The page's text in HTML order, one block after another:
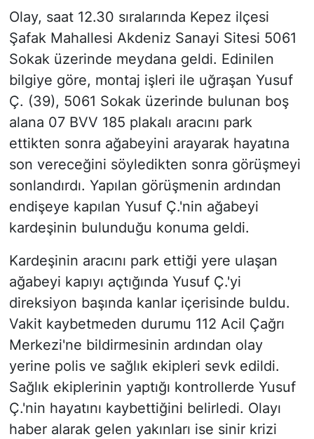
Olay, saat 12.30 sıralarında Kepez ilçesi
Şafak Mahallesi Akdeniz Sanayi Sitesi 5061
Sokak üzerinde meydana geldi. Edinilen
bilgiye göre, montaj işleri ile uğraşan Yusuf
Ç. (39), 5061 Sokak üzerinde bulunan boş
alana 07 BVV 185 plakalı aracını park
ettikten sonra ağabeyini arayarak hayatına
son vereceğini söyledikten sonra görüşmeyi
sonlandırdı. Yapılan görüşmenin ardından
endişeye kapılan Yusuf Ç.'nin ağabeyi
kardeşinin bulunduğu konuma geldi.
Kardeşinin aracını park ettiği yere ulaşan
ağabeyi kapıyı açtığında Yusuf Ç.'yi
direksiyon başında kanlar içerisinde buldu.
Vakit kaybetmeden durumu 112 Acil Çağrı
Merkezi'ne bildirmesinin ardından olay
yerine polis ve sağlık ekipleri sevk edildi.
Sağlık ekiplerinin yaptığı kontrollerde Yusuf
Ç.'nin hayatını kaybettiğini belirledi. Olayı
haber alarak gelen yakınları ise sinir krizi